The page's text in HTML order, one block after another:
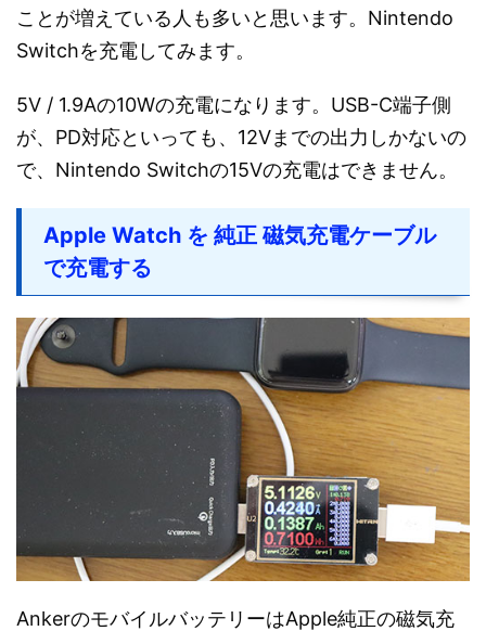
ことが増えている人も多いと思います。Nintendo
Switchを充電してみます。
5V / 1.9Aの10Wの充電になります。USB-C端子側
が、PD対応といっても、12Vまでの出力しかないの
で、Nintendo Switchの15Vの充電はできません。
Apple Watch を 純正 磁気充電ケーブル
で充電する
AnkerのモバイルバッテリーはApple純正の磁気充